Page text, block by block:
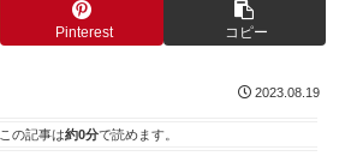
Pinterest コピー
2023.08.19
この記事は約0分で読めます。